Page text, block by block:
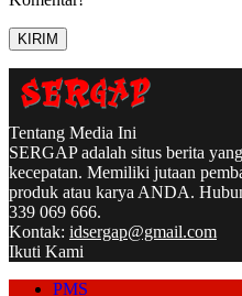
Tentang Media Ini
SERGAP adalah situs berita
kecepatan. Memiliki jutaan
produk atau karya ANDA.
339 069 666.
Kontak: idsergap@gmail.com
Ikuti Kami
PMS